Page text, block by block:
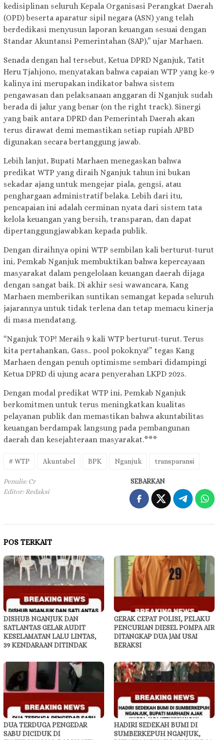
kedisiplinan seluruh Kepala Organisasi Perangkat Daerah
(OPD) beserta aparatur sipil negara (ASN) yang telah
berdedikasi menyusun laporan keuangan sesuai dengan
Standar Akuntansi Pemerintahan (SAP),” ujar Marhaen.
Senada dengan hal tersebut, Ketua DPRD Nganjuk, Tatit
Heru Tjahjono, menyatakan bahwa capaian WTP yang ke-9
kalinya ini merupakan indikator bahwa sistem
pengawasan dan pelaksanaan anggaran di Nganjuk sudah
berada di jalur yang benar (on the right track). Sinergi
yang baik antara DPRD dan Pemerintah Daerah akan
terus dirawat demi memastikan setiap rupiah APBD
digunakan secara bertanggung jawab.
Lebih lanjut, Bupati Marhaen menegaskan bahwa
predikat WTP yang diraih Nganjuk tahun ini bukan
sekadar ajang untuk mengejar piala, gengsi, atau
penghargaan administratif belaka. Lebih dari itu,
pencapaian ini adalah cerminan nyata dari sistem tata
kelola keuangan yang bersih, transparan, dan dapat
dipertanggungjawabkan kepada publik.
Dengan diraihnya opini WTP sembilan kali berturut-turut
ini, Pemkab Nganjuk membuktikan bahwa kepercayaan
masyarakat dalam pengelolaan keuangan daerah dijaga
dengan sangat baik. Di akhir sesi wawancara, Kang
Marhaen memberikan suntikan semangat kepada seluruh
jajarannya untuk tidak terlena dan tetap memacu kinerja
di masa mendatang.
“Nganjuk TOP! Meraih 9 kali WTP berturut-turut. Terus
kita pertahankan, Gass.. pool pokoknya!” tegas Kang
Marhaen dengan penuh optimisme sembari didampingi
Ketua DPRD di ujung acara penyerahan LKPD 2025.
Dengan modal predikat WTP ini, Pemkab Nganjuk
berkomitmen untuk terus meningkatkan kualitas
pelayanan publik dan memastikan bahwa akuntabilitas
keuangan berdampak langsung pada pembangunan
daerah dan kesejahteraan masyarakat.***
# WTP Akuntabel BPK Nganjuk transparansi
Penulis: Cr
Editor: Redaksi
SEBARKAN
POS TERKAIT
DISHUB NGANJUK DAN
SATLANTAS GELAR AUDIT
KESELAMATAN LALU LINTAS,
39 KENDARAAN DITINDAK
GERAK CEPAT POLISI, PELAKU
PENCURIAN DIESEL POMPA AIR
DITANGKAP DUA JAM USAI
BERAKSI
DUA TERDUGA PENGEDAR
SABU DICIDUK DI
HADIRI SEDEKAH BUMI DI
SUMBERKEPUH NGANJUK,